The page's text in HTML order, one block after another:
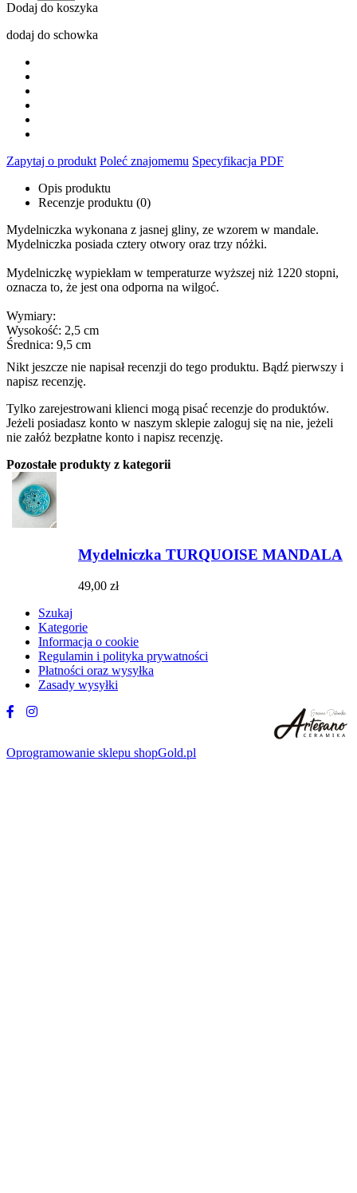
Dodaj do koszyka
dodaj do schowka
Zapytaj o produkt Poleć znajomemu Specyfikacja PDF
Opis produktu
Recenzje produktu (0)
Mydelniczka wykonana z jasnej gliny, ze wzorem w mandale.
Mydelniczka posiada cztery otwory oraz trzy nóżki.
Mydelniczkę wypiekłam w temperaturze wyższej niż 1220 stopni,
oznacza to, że jest ona odporna na wilgoć.
Wymiary:
Wysokość: 2,5 cm
Średnica: 9,5 cm
Nikt jeszcze nie napisał recenzji do tego produktu. Bądź pierwszy i
napisz recenzję.
Tylko zarejestrowani klienci mogą pisać recenzje do produktów.
Jeżeli posiadasz konto w naszym sklepie zaloguj się na nie, jeżeli
nie załóż bezpłatne konto i napisz recenzję.
Pozostałe produkty z kategorii
Mydelniczka TURQUOISE MANDALA
49,00 zł
Szukaj
Kategorie
Informacja o cookie
Regulamin i polityka prywatności
Płatności oraz wysyłka
Zasady wysyłki
Oprogramowanie sklepu shopGold.pl